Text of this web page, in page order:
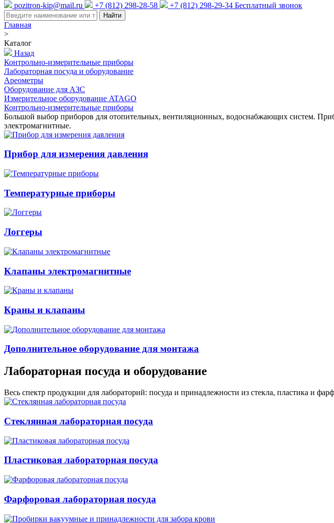
pozitron-kip@mail.ru +7 (812) 298-28-58 +7 (812) 298-29-34 Бесплатный звонок
Найти
Главная
>
Каталог
Назад
Контрольно-измерительные приборы
Лабораторная посуда и оборудование
Ареометры
Оборудование для АЗС
Измерительное оборудование ATAGO
Контрольно-измерительные приборы
Большой выбор приборов для отопительных, вентиляционных, водоснабжающих систем.
электромагнитные.
Прибор для измерения давления
Температурные приборы
Логгеры
Клапаны электромагнитные
Краны и клапаны
Дополнительное оборудование для монтажа
Лабораторная посуда и оборудование
Весь спектр продукции для лабораторий: посуда и принадлежности из стекла, пластика и
Стеклянная лабораторная посуда
Пластиковая лабораторная посуда
Фарфоровая лабораторная посуда